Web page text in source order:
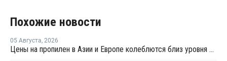
Похожие новости
05 Августа, 2026
Цены на пропилен в Азии и Европе колеблются близ уровня в USD1000